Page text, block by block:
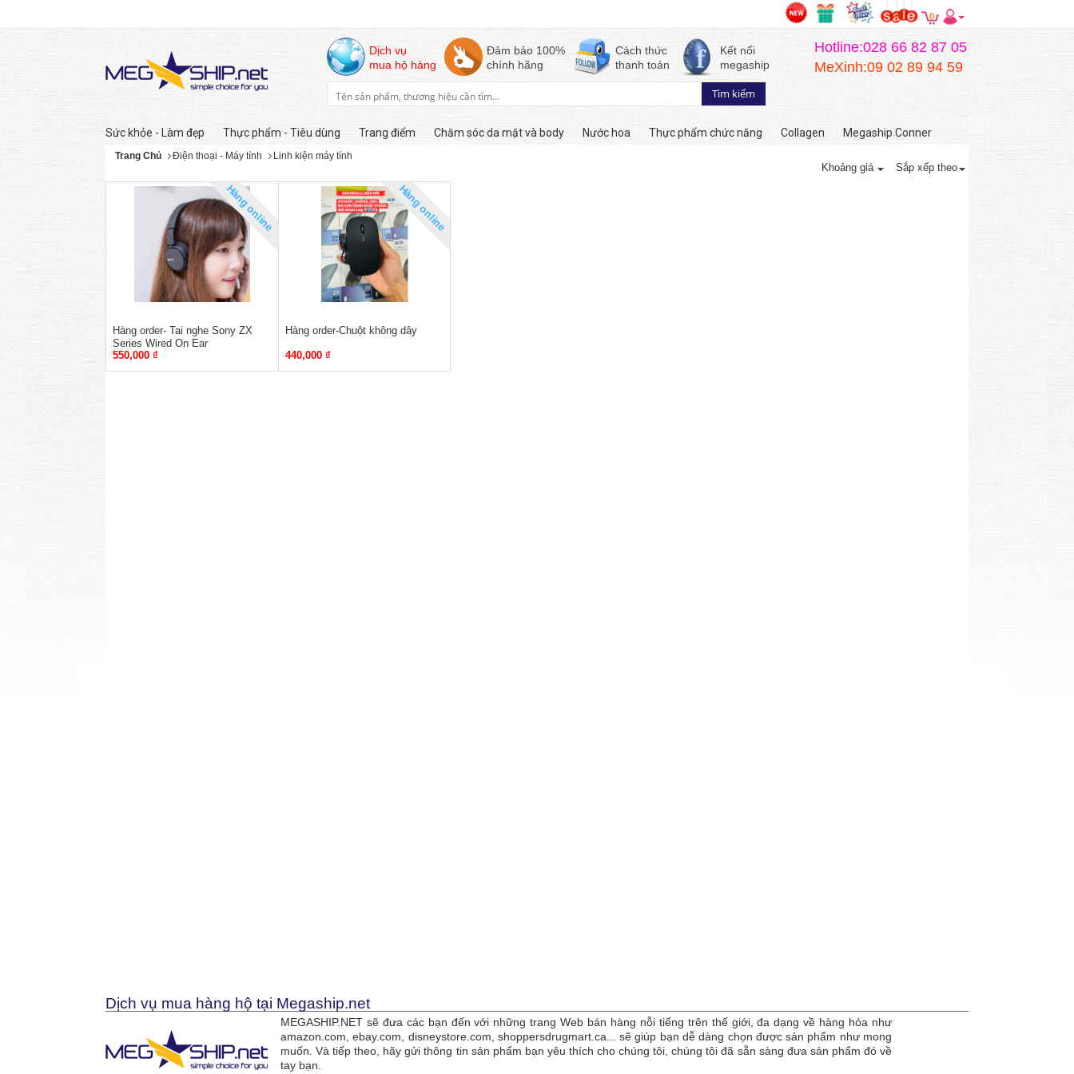
0
Dịch vụ
mua hộ hàng
Đảm bảo 100%
chính hãng
Cách thức
thanh toán
Kết nối
megaship
Hotline:028 66 82 87 05
MeXinh:09 02 89 94 59
Sức khỏe - Làm đẹp Thực phẩm - Tiêu dùng Trang điểm Chăm sóc da mặt và body Nước hoa Thực phẩm chức năng Collagen Megaship Conner
Trang Chủ Điện thoại - Máy tính Linh kiện máy tính
Khoảng giá Sắp xếp theo
Hàng online
Hàng order- Tai nghe Sony ZX
Series Wired On Ear
Headphones
550,000 ₫
Hàng online
Hàng order-Chuột không dây
440,000 ₫
Dịch vụ mua hàng hộ tại Megaship.net
MEGASHIP.NET sẽ đưa các bạn đến với những trang Web bán hàng nỗi tiếng trên thế giới, đa dạng về hàng hóa như
amazon.com, ebay.com, disneystore.com, shoppersdrugmart.ca... sẽ giúp bạn dễ dàng chọn được sản phẩm như mong
muốn. Và tiếp theo, hãy gửi thông tin sản phẩm bạn yêu thích cho chúng tôi, chúng tôi đã sẵn sàng đưa sản phẩm đó về
tay bạn.